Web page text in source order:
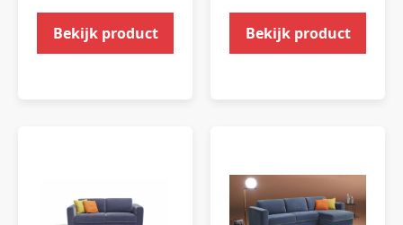
Bekijk product Bekijk product